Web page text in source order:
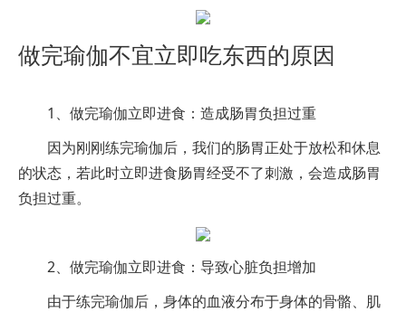
做完瑜伽不宜立即吃东西的原因
1、做完瑜伽立即进食：造成肠胃负担过重
因为刚刚练完瑜伽后，我们的肠胃正处于放松和休息
的状态，若此时立即进食肠胃经受不了刺激，会造成肠胃
负担过重。
2、做完瑜伽立即进食：导致心脏负担增加
由于练完瑜伽后，身体的血液分布于身体的骨骼、肌